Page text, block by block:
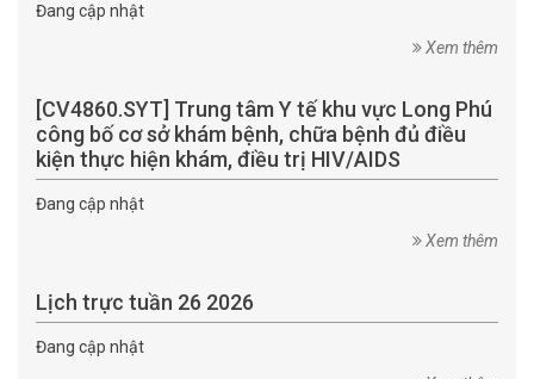
Đang cập nhật
Xem thêm
[CV4860.SYT] Trung tâm Y tế khu vực Long Phú
công bố cơ sở khám bệnh, chữa bệnh đủ điều
kiện thực hiện khám, điều trị HIV/AIDS
Đang cập nhật
Xem thêm
Lịch trực tuần 26 2026
Đang cập nhật